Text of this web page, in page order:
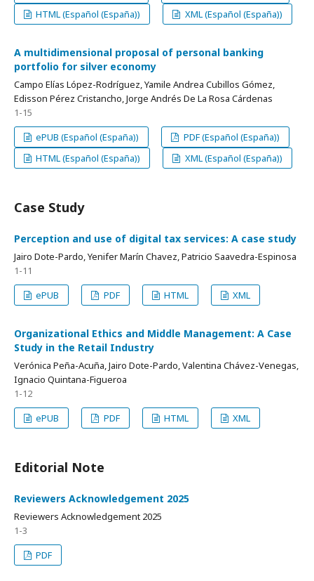
HTML (Español (España))
XML (Español (España))
A multidimensional proposal of personal banking
portfolio for silver economy
Campo Elías López-Rodríguez, Yamile Andrea Cubillos Gómez,
Edisson Pérez Cristancho, Jorge Andrés De La Rosa Cárdenas
1-15
ePUB (Español (España))
PDF (Español (España))
HTML (Español (España))
XML (Español (España))
Case Study
Perception and use of digital tax services: A case study
Jairo Dote-Pardo, Yenifer Marín Chavez, Patricio Saavedra-Espinosa
1-11
ePUB
PDF HTML XML
Organizational Ethics and Middle Management: A Case
Study in the Retail Industry
Verónica Peña-Acuña, Jairo Dote-Pardo, Valentina Chávez-Venegas,
Ignacio Quintana-Figueroa
1-12
ePUB
PDF HTML XML
Editorial Note
Reviewers Acknowledgement 2025
Reviewers Acknowledgement 2025
1-3
PDF